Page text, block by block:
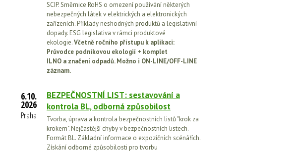
SCIP. Směrnice RoHS o omezení používání některých
nebezpečných látek v elektrických a elektronických
zařízeních. Příklady neshodných produktů a legislativní
dopady. ESG legislativa v rámci produktové
ekologie.Včetně ročního přístupu k aplikaci:
Průvodce podnikovou ekologií + komplet
ILNO a značení odpadů. Možno i ON-LINE/OFF-LINE
záznam.
6.10.
2026
Praha
BEZPEČNOSTNÍ LIST: sestavování a
kontrola BL, odborná způsobilost
Tvorba, úprava a kontrola bezpečnostních listů "krok za
krokem". Nejčastější chyby v bezpečnostních listech.
Formát BL. Základní informace o expozičních scénářích.
Získání odborné způsobilosti pro tvorbu